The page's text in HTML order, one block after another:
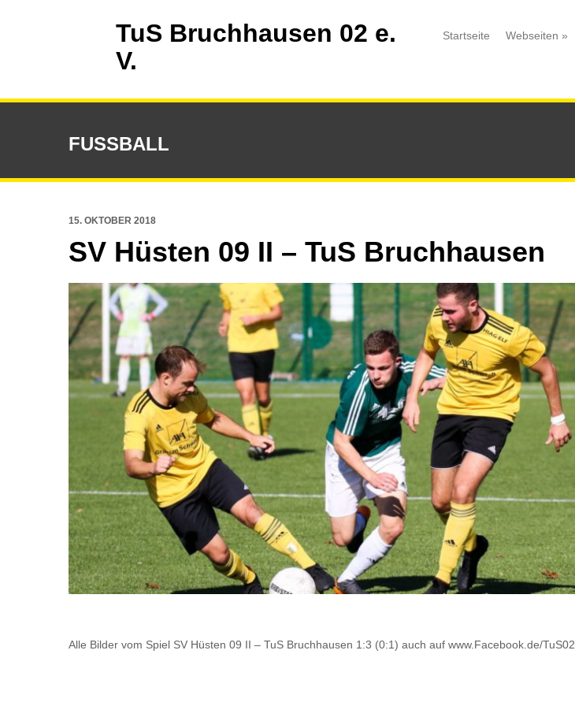
TuS Bruchhausen 02 e.
V.
Startseite Webseiten »
FUSSBALL
15. OKTOBER 2018
SV Hüsten 09 II – TuS Bruchhausen
Alle Bilder vom Spiel SV Hüsten 09 II – TuS Bruchhausen 1:3 (0:1) auch auf www.Facebook.de/TuS02.